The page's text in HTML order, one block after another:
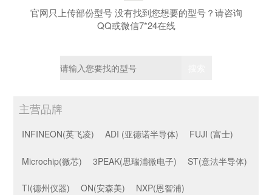
官网只上传部份型号 没有找到您想要的型号？请咨询
QQ或微信7*24在线
主营品牌
INFINEON(英飞凌) ADI (亚德诺半导体) FUJI (富士)
Microchip(微芯) 3PEAK(思瑞浦微电子) ST(意法半导体)
TI(德州仪器) ON(安森美) NXP(恩智浦)